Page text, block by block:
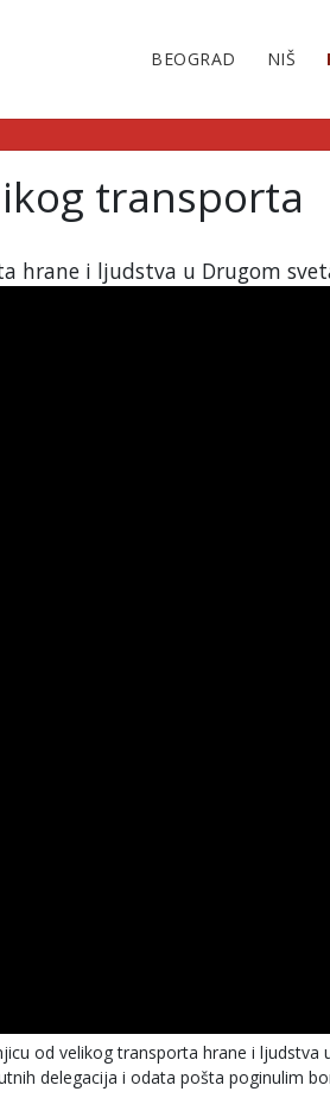
BEOGRAD NIŠ
transporta
hrane i ljudstva u Drugom
od velikog transporta hrane i ljudstva
delegacija i odata pošta poginulim